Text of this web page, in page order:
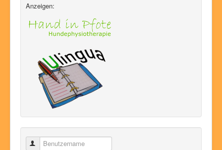
Anzeigen:
Benutzername